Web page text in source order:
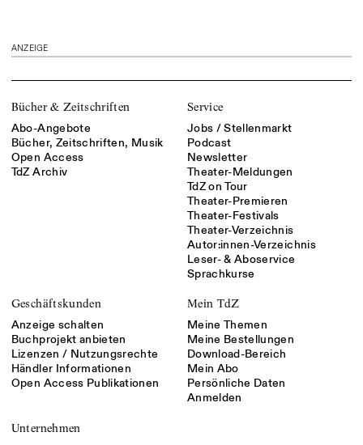
ANZEIGE
Bücher & Zeitschriften
Abo-Angebote
Bücher, Zeitschriften, Musik
Open Access
TdZ Archiv
Service
Jobs / Stellenmarkt
Podcast
Newsletter
Theater-Meldungen
TdZ on Tour
Theater-Premieren
Theater-Festivals
Theater-Verzeichnis
Autor:innen-Verzeichnis
Leser- & Aboservice
Sprachkurse
Geschäftskunden
Anzeige schalten
Buchprojekt anbieten
Lizenzen / Nutzungsrechte
Händler Informationen
Open Access Publikationen
Mein TdZ
Meine Themen
Meine Bestellungen
Download-Bereich
Mein Abo
Persönliche Daten
Anmelden
Unternehmen